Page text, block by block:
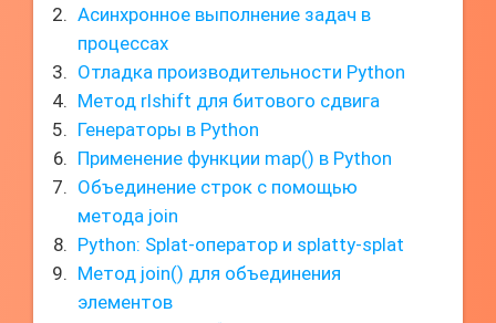
Асинхронное выполнение задач в
процессах
Отладка производительности Python
Метод rlshift для битового сдвига
Генераторы в Python
Применение функции map() в Python
Объединение строк с помощью
метода join
Python: Splat-оператор и splatty-splat
Метод join() для объединения
элементов